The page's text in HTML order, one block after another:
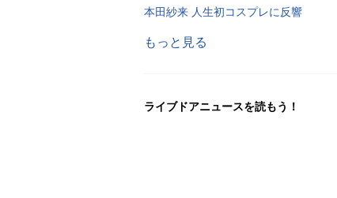
本田紗来 人生初コスプレに反響
もっと見る
ライブドアニュースを読もう！